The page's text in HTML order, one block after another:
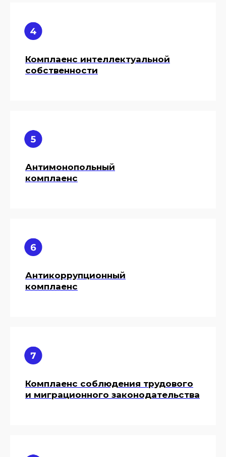
Комплаенс интеллектуальной
собственности
Антимонопольный
комплаенс
Антикоррупционный
комплаенс
Комплаенс соблюдения трудового
и миграционного законодательства